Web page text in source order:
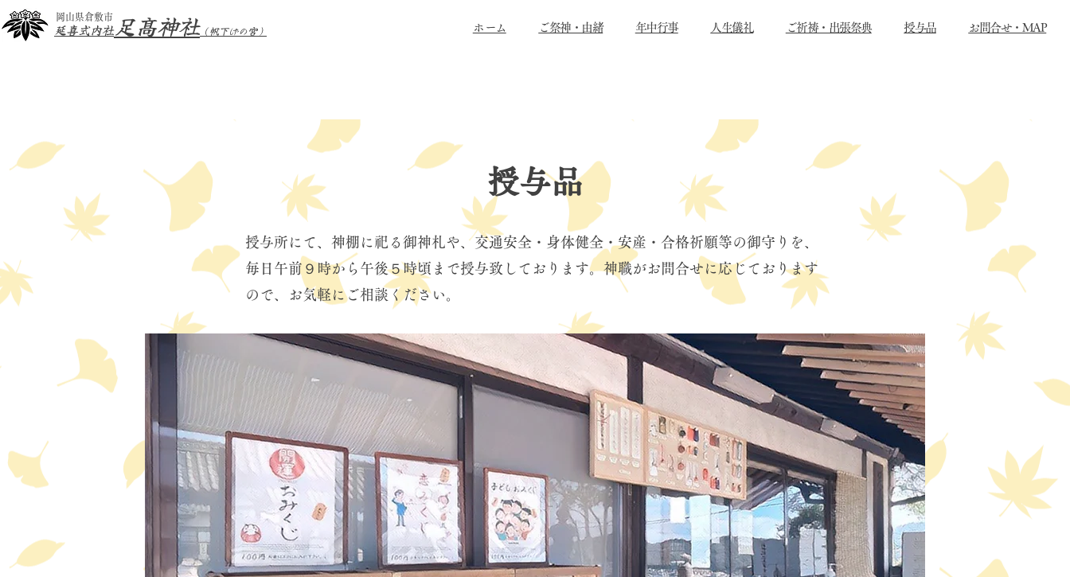
延喜式内社足髙神社（帆下げの宮）
岡山県倉敷市
​ホーム ご祭神・由緒 年中行事 人生儀礼 ご祈祷・出張祭典 授与品 お問合せ・MAP
授与品
​授与所にて、神棚に祀る御神札や、交通安全・身体健全・安産・合格祈願等の御守りを、
毎日午前９時から午後５時頃まで授与致しております。神職がお問合せに応じております
ので、お気軽にご相談ください。